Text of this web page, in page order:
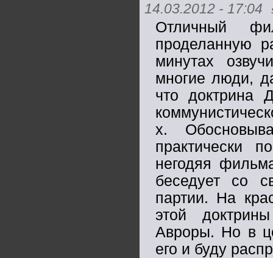
14.03.2012 - 17:04
Отличный
проделанную
минутах
многие люди,
что доктрина
х.
практически
негодяя
беседует со
партии. На
этой
Авроры. Но в
его и буду